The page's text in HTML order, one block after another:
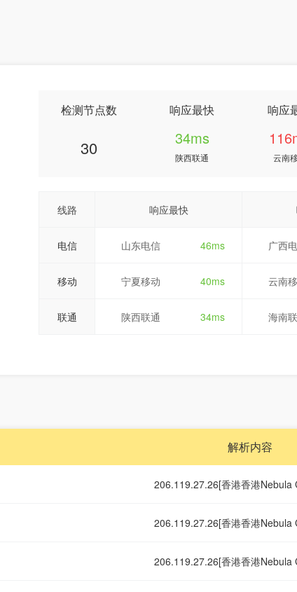
检测节点数
30
响应最快
34ms
陕西联通
响应
云南
线路 响应最快
电信 山东电信 46ms 广西
移动 宁夏移动 40ms 云南
联通 陕西联通 34ms 海南
解析内容
206.119.27.26[香港香港Nebula
206.119.27.26[香港香港Nebula
206.119.27.26[香港香港Nebula